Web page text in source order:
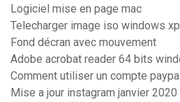
Logiciel mise en page mac
Telecharger image iso windows
Fond décran avec mouvement
Adobe acrobat reader 64 bits
Comment utiliser un compte paypal
Mise a jour instagram janvier 2020